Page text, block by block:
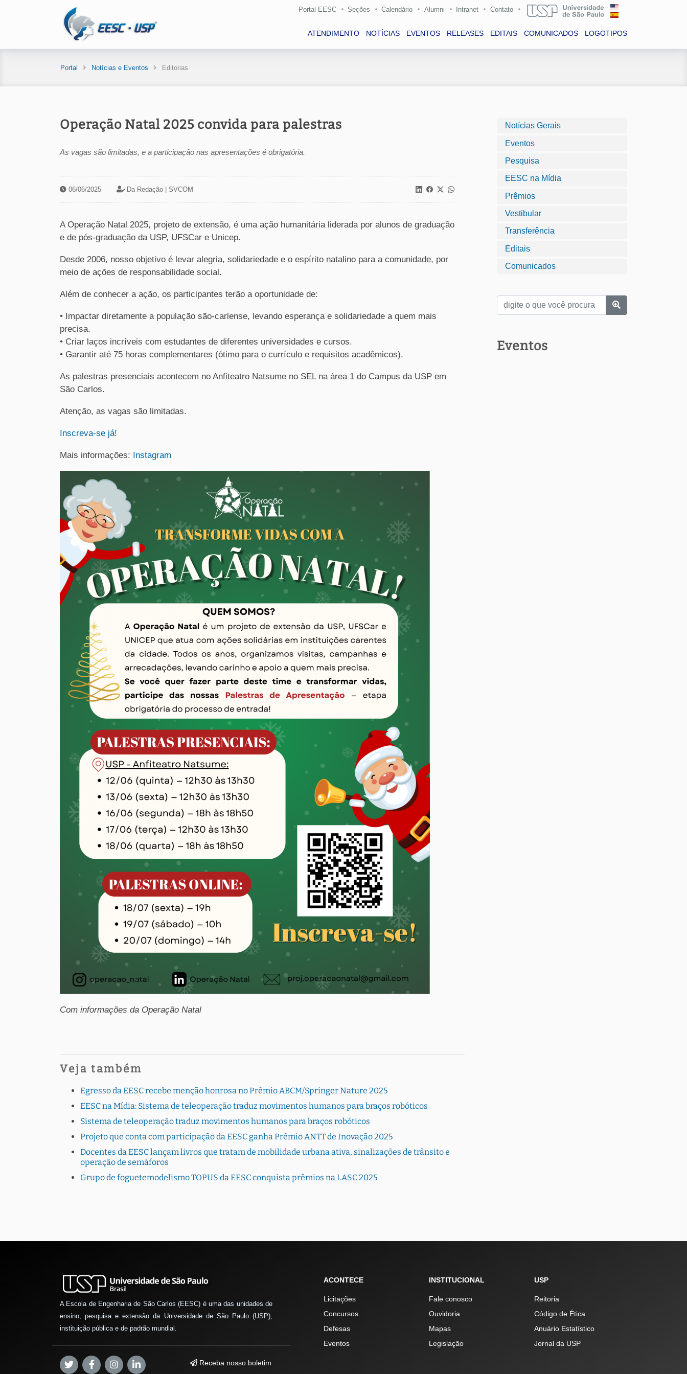
Portal EESC Seções Calendário Alumni Intranet Contato
ATENDIMENTO NOTÍCIAS EVENTOS RELEASES EDITAIS COMUNICADOS LOGOTIPOS
Portal Notícias e Eventos Editorias
Operação Natal 2025 convida para palestras
As vagas são limitadas, e a participação nas apresentações é obrigatória.
06/06/2025 Da Redação | SVCOM
A Operação Natal 2025, projeto de extensão, é uma ação humanitária liderada por alunos de graduação
e de pós-graduação da USP, UFSCar e Unicep.
Desde 2006, nosso objetivo é levar alegria, solidariedade e o espírito natalino para a comunidade, por
meio de ações de responsabilidade social.
Além de conhecer a ação, os participantes terão a oportunidade de:
• Impactar diretamente a população são-carlense, levando esperança e solidariedade a quem mais
precisa.
• Criar laços incríveis com estudantes de diferentes universidades e cursos.
• Garantir até 75 horas complementares (ótimo para o currículo e requisitos acadêmicos).
As palestras presenciais acontecem no Anfiteatro Natsume no SEL na área 1 do Campus da USP em
São Carlos.
Atenção, as vagas são limitadas.
Inscreva-se já!
Mais informações: Instagram
Com informações da Operação Natal
Veja também
Egresso da EESC recebe menção honrosa no Prêmio ABCM/Springer Nature 2025
EESC na Mídia: Sistema de teleoperação traduz movimentos humanos para braços robóticos
Sistema de teleoperação traduz movimentos humanos para braços robóticos
Projeto que conta com participação da EESC ganha Prêmio ANTT de Inovação 2025
Docentes da EESC lançam livros que tratam de mobilidade urbana ativa, sinalizações de trânsito e
operação de semáforos
Grupo de foguetemodelismo TOPUS da EESC conquista prêmios na LASC 2025
Notícias Gerais
Eventos
Pesquisa
EESC na Mídia
Prêmios
Vestibular
Transferência
Editais
Comunicados
Eventos
A Escola de Engenharia de São Carlos (EESC) é uma das unidades de
ensino, pesquisa e extensão da Universidade de São Paulo (USP),
instituição pública e de padrão mundial.
Receba nosso boletim
ACONTECE
Licitações
Concursos
Defesas
Eventos
INSTITUCIONAL
Fale conosco
Ouvidoria
Mapas
Legislação
USP
Reitoria
Código de Ética
Anuário Estatístico
Jornal da USP